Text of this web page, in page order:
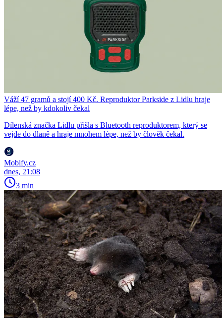
Váží 47 gramů a stojí 400 Kč. Reproduktor Parkside z Lidlu hraje
lépe, než by kdokoliv čekal
Dílenská značka Lidlu přišla s Bluetooth reproduktorem, který se
vejde do dlaně a hraje mnohem lépe, než by člověk čekal.
Mobify.cz
dnes, 21:08
3 min